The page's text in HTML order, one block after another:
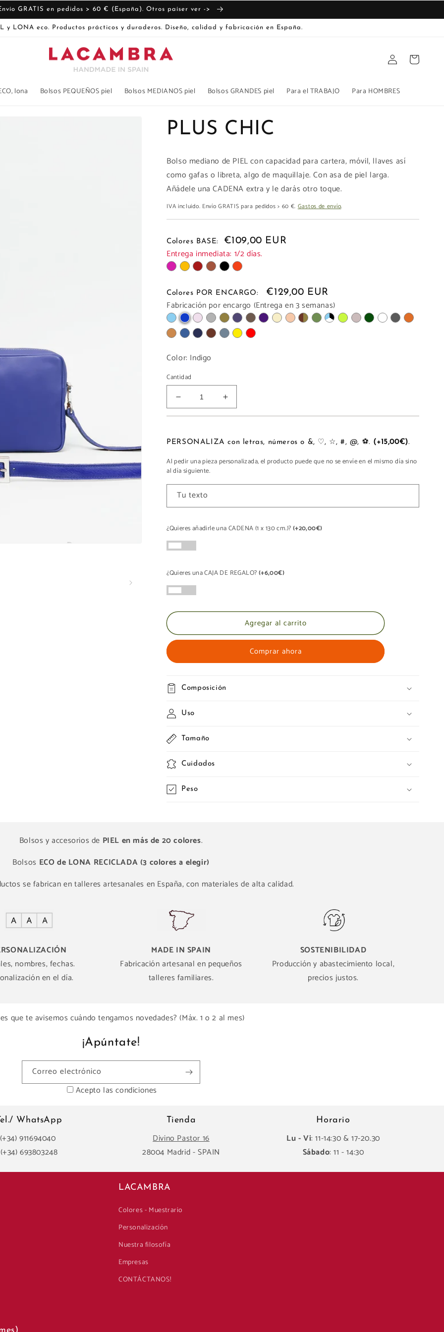
GRATIS en pedidos > 60 € (España). Otros paíser ver ->
y LONA eco. Productos prácticos y duraderos. Diseño, calidad y fabricación en España.
lona Bolsos PEQUEÑOS piel Bolsos MEDIANOS piel Bolsos GRANDES piel Para el TRABAJO Para HOMBRES
Iniciar
sesión
Carrito
PLUS CHIC
Bolso mediano de PIEL con capacidad para cartera, móvil, llaves así
como gafas o libreta, algo de maquillaje. Con asa de piel larga.
Añádele una CADENA extra y le darás otro toque.
IVA incluido. Envío GRATIS para pedidos > 60 €. Gastos de envío.
Colores BASE: €109,00 EUR
Entrega inmediata: 1/2 días.
Colores POR ENCARGO: €129,00 EUR
Fabricación por encargo (Entrega en 3 semanas)
Color: Indigo
Cantidad
Reducir
cantidad
CHIC
Aumentar
cantidad
CHIC
PERSONALIZA con letras, números o &, ♡, ☆, #, @, ⚽. (+15,00€).
Al pedir una pieza personalizada, el producto puede que no se envíe en el mismo día sino
al día siguiente.
Tu texto
¿Quieres añadirle una CADENA (1 x 130 cm.)?(+20,00€)
¿Quieres una CAJA DE REGALO?(+6,00€)
Agregar al carrito
Comprar ahora
Composición
Uso
Tamaño
Cuidados
Peso
Bolsos y accesorios de PIEL en más de 20 colores.
Bolsos ECO de LONA RECICLADA (3 colores a elegir)
se fabrican en talleres artesanales en España, con materiales de alta calidad.
nombres, fechas.
en el día.
MADE IN SPAIN
Fabricación artesanal en pequeños
talleres familiares.
SOSTENIBILIDAD
Producción y abastecimiento local,
precios justos.
que te avisemos cuándo tengamos novedades? (Máx. 1 o 2 al mes)
¡Apúntate!
Correo electrónico
Acepto las condiciones
WhatsApp
(+34) 911694040
(+34) 693803248
Tienda
Divino Pastor 16
28004 Madrid - SPAIN
Horario
Lu - Vi: 11-14:30 & 17-20.30
Sábado: 11 - 14:30
LACAMBRA
Colores - Muestrario
Personalización
Nuestra filosofía
Empresas
CONTÁCTANOS!